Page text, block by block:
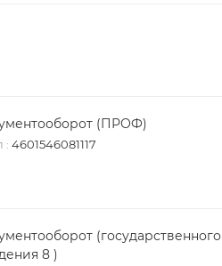
(ПРОФ)
: 4601546081117
(государственного
8 )